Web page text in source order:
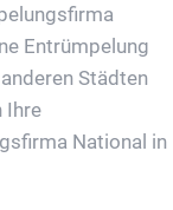
Entrümpelung
Städten
Ihre
National in